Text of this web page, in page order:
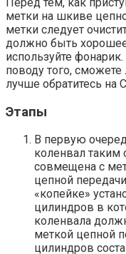
метки на шкиве
метки следует
должно быть
используйте
поводу того,
лучше обратитесь на
Этапы
В первую
коленвал таким
совмещена с
цепной
«копейке»
цилиндров в
коленвала
меткой цепной
цилиндров